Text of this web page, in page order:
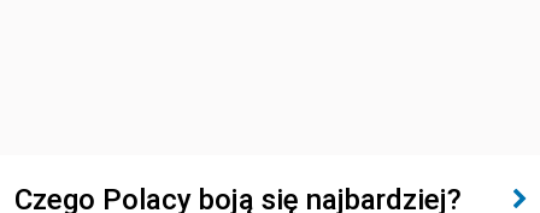
Czego Polacy boją się najbardziej?